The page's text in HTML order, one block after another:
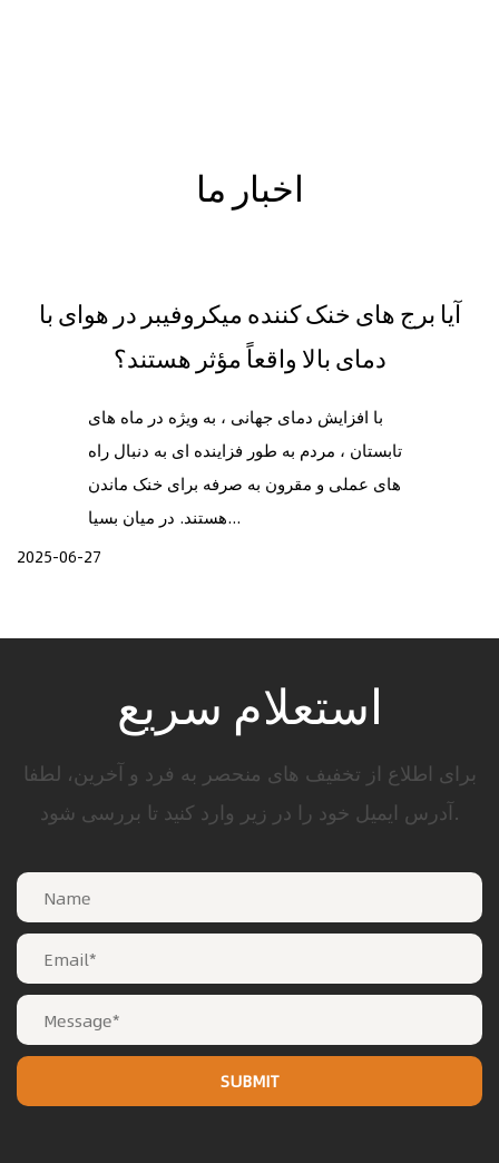
اخبار ما
آیا برج های خنک کننده میکروفیبر در هوای با
دمای بالا واقعاً مؤثر هستند؟
با افزایش دمای جهانی ، به ویژه در ماه های
تابستان ، مردم به طور فزاینده ای به دنبال راه
های عملی و مقرون به صرفه برای خنک ماندن
هستند. در میان بسیا...
2025-06-27
استعلام سریع
برای اطلاع از تخفیف های منحصر به فرد و آخرین، لطفا
آدرس ایمیل خود را در زیر وارد کنید تا بررسی شود.